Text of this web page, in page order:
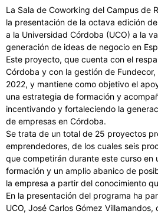
La Sala de Coworking del Campus de
la presentación de la octava edición
a la Universidad Córdoba (UCO) a la
generación de ideas de negocio en
Este proyecto, que cuenta con el
Córdoba y con la gestión de
2022, y mantiene como objetivo el
una estrategia de formación y
incentivando y fortaleciendo la
de empresas en Córdoba.
Se trata de un total de 25 proyectos
emprendedores, de los cuales seis
que competirán durante este curso en
formación y un amplio abanico de
la empresa a partir del conocimiento
En la presentación del programa ha
UCO, José Carlos Gómez